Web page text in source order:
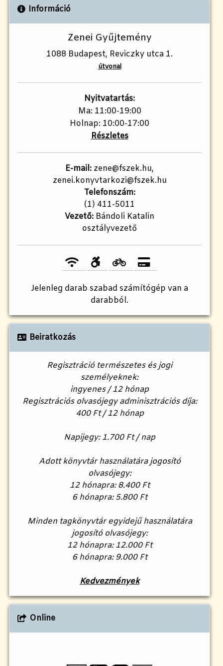
Információ
Zenei Gyűjtemény
1088 Budapest, Reviczky utca 1.
útvonal
Nyitvatartás:
Ma: 11:00-19:00
Holnap: 10:00-17:00
Részletes
E-mail: zene@fszek.hu,
zenei.konyvtarkozi@fszek.hu
Telefonszám:
(1) 411-5011
Vezető: Bándoli Katalin
osztályvezető
Jelenleg darab szabad számítógép van a
darabból.
Beiratkozás
Regisztráció természetes és jogi
személyeknek:
ingyenes / 12 hónap
Regisztrációs olvasójegy adminisztrációs díja:
400 Ft / 12 hónap
Napijegy: 1.700 Ft / nap
Adott könyvtár használatára jogosító
olvasójegy:
12 hónapra: 8.400 Ft
6 hónapra: 5.800 Ft
Minden tagkönyvtár egyidejű használatára
jogosító olvasójegy:
12 hónapra: 12.000 Ft
6 hónapra: 9.000 Ft
Kedvezmények
Online